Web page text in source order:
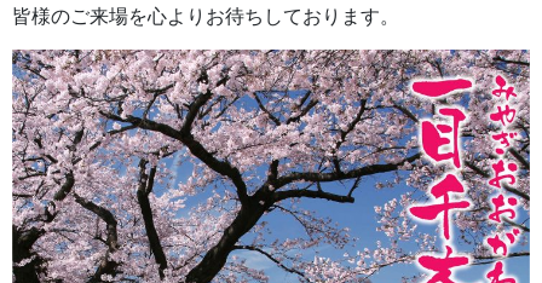
皆様のご来場を心よりお待ちしております。